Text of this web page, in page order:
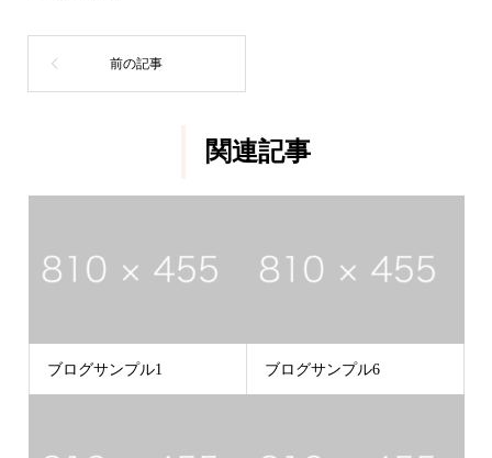
関連記事
ブログサンプル1 ブログサンプル6